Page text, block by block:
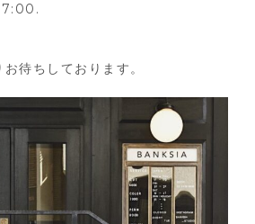
待ちしております。